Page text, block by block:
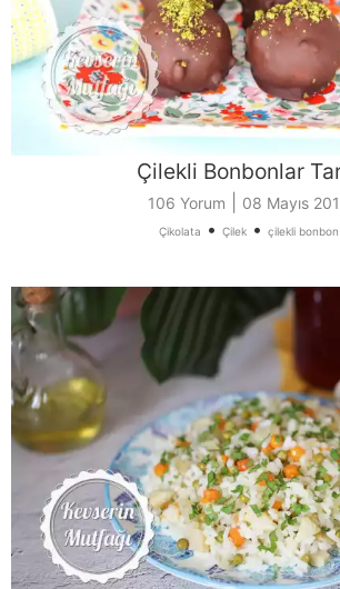
Çilekli Bonbonlar
106 Yorum 08 Mayıs
Çikolata • Çilek • çilekli bonbon